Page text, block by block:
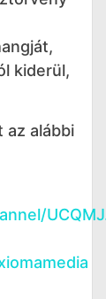
kiderül,
az alábbi